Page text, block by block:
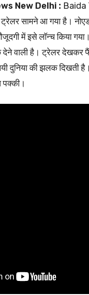
New Delhi : Baida
सामने आ गया है।
में इसे लॉन्च किया
देने वाली है। ट्रेलर
दुनिया की झलक दिखती
पक्की।